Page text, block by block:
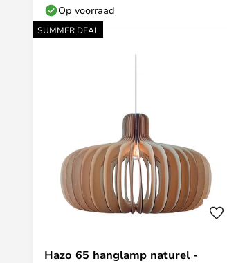
Op voorraad
SUMMER DEAL
Hazo 65 hanglamp naturel -